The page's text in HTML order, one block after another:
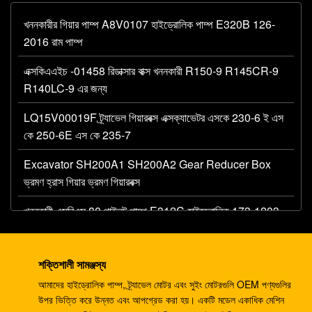
খননকারীর গিয়ার পাম্প A8V0107 হাইড্রোলিক পাম্প E320B 126-
2016 রাম পাম্প
এক্সকিএএইচ -01458 রিডাক্সার বাক্স খননকারী R150-9 R145CR-9
R140LC-9 এর জন্য
LQ15V00019F ট্র্যাভেল গিয়ারবক্স এক্সক্যাভেটর এসকে 230-6 ই এস
কে 250-6E এস কে 235-7
Excavator SH200A1 SH200A2 Gear Reducer Box
ভ্রমণ হ্রাস গিয়ার ভ্রমণ গিয়ারবক্স
খননকারী এসবিএস 80 পাইলট পাম্প E312C হাইড্রোলিক 173-1203
খননকারী AP12 জলবাহী গিয়ার পাম্প E320 E325 087-4719
হাইড্রোলিক পাম্প
4278696 জলবাহী গিয়ার পাম্প, ZX225 ZX180 ZX210W জন্য
শক্তিশালী সামঞ্জস্য
আমাদের হাইড্রোলিক পাম্প, ট্র্যাভেল মোটর এবং সুইং মোটরগুলি OEM পণ্যগুলির
উপর ভিত্তি করে উন্নত এবং আপগ্রেড করা হয়। একটি মডেল একাধিক মেশিন